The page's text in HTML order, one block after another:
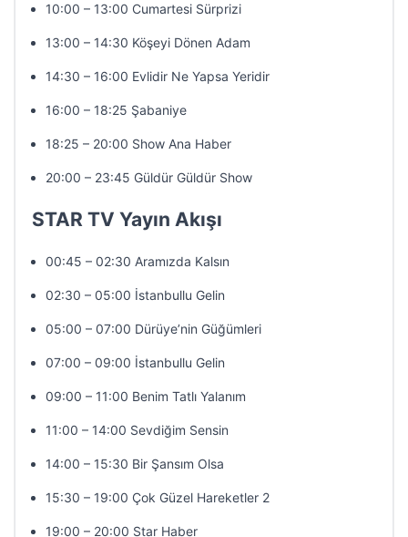
10:00 – 13:00 Cumartesi Sürprizi
13:00 – 14:30 Köşeyi Dönen Adam
14:30 – 16:00 Evlidir Ne Yapsa Yeridir
16:00 – 18:25 Şabaniye
18:25 – 20:00 Show Ana Haber
20:00 – 23:45 Güldür Güldür Show
STAR TV Yayın Akışı
00:45 – 02:30 Aramızda Kalsın
02:30 – 05:00 İstanbullu Gelin
05:00 – 07:00 Dürüye’nin Güğümleri
07:00 – 09:00 İstanbullu Gelin
09:00 – 11:00 Benim Tatlı Yalanım
11:00 – 14:00 Sevdiğim Sensin
14:00 – 15:30 Bir Şansım Olsa
15:30 – 19:00 Çok Güzel Hareketler 2
19:00 – 20:00 Star Haber